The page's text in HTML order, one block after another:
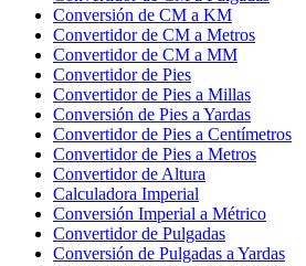
Conversión de CM a KM
Convertidor de CM a Metros
Convertidor de CM a MM
Convertidor de Pies
Convertidor de Pies a Millas
Conversión de Pies a Yardas
Convertidor de Pies a Centímetros
Convertidor de Pies a Metros
Convertidor de Altura
Calculadora Imperial
Conversión Imperial a Métrico
Convertidor de Pulgadas
Conversión de Pulgadas a Yardas